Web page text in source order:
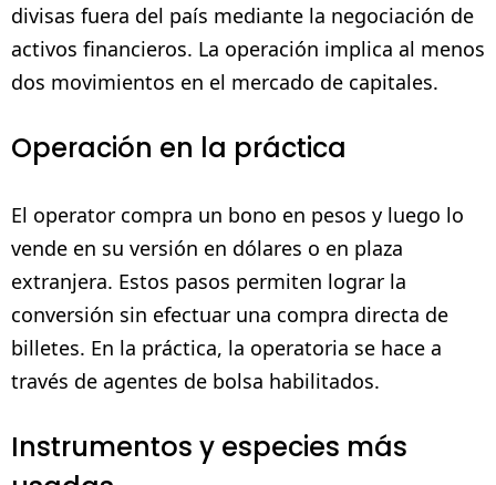
divisas fuera del país mediante la negociación de
activos financieros. La operación implica al menos
dos movimientos en el mercado de capitales.
Operación en la práctica
El operator compra un bono en pesos y luego lo
vende en su versión en dólares o en plaza
extranjera. Estos pasos permiten lograr la
conversión sin efectuar una compra directa de
billetes. En la práctica, la operatoria se hace a
través de agentes de bolsa habilitados.
Instrumentos y especies más